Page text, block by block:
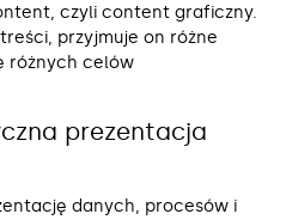
czyli content graficzny.
przyjmuje on różne
różnych celów
prezentacja
danych, procesów i